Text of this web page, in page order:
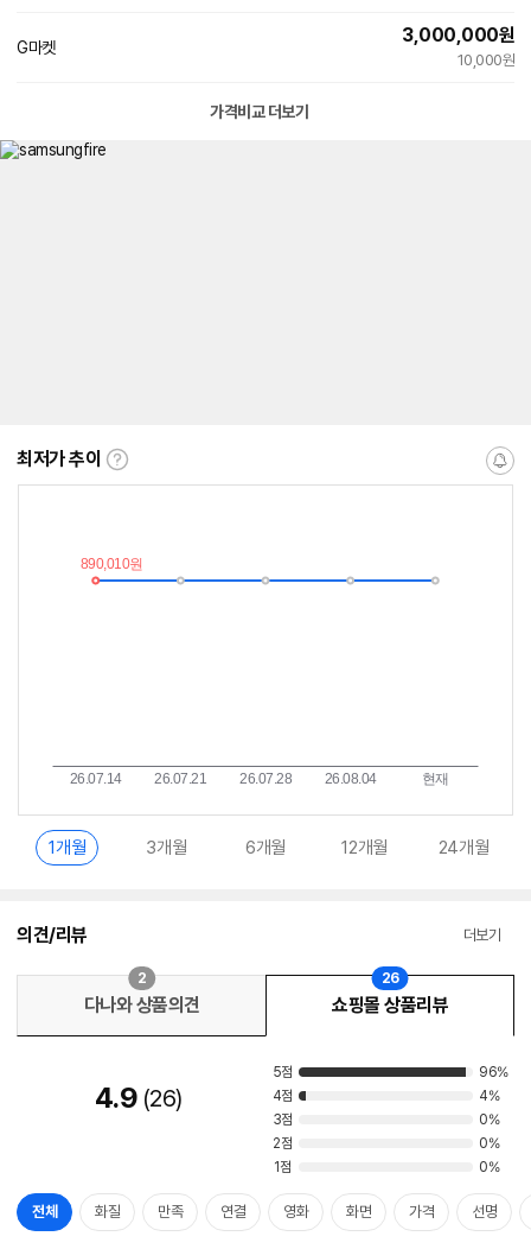
G마켓
3,000,000원
10,000원
가격비교 더보기
최저가 추이
최
이
란?
알
1개월 3개월 6개월 12개월 24개월
의견/리뷰 더보기
다나와 상품의견
2
쇼핑몰 상품리뷰
26
4.9 26
5점
96%
4점
4%
3점
0%
2점
0%
1점
0%
전체 화질 만족 연결 영화 화면 가격 선명